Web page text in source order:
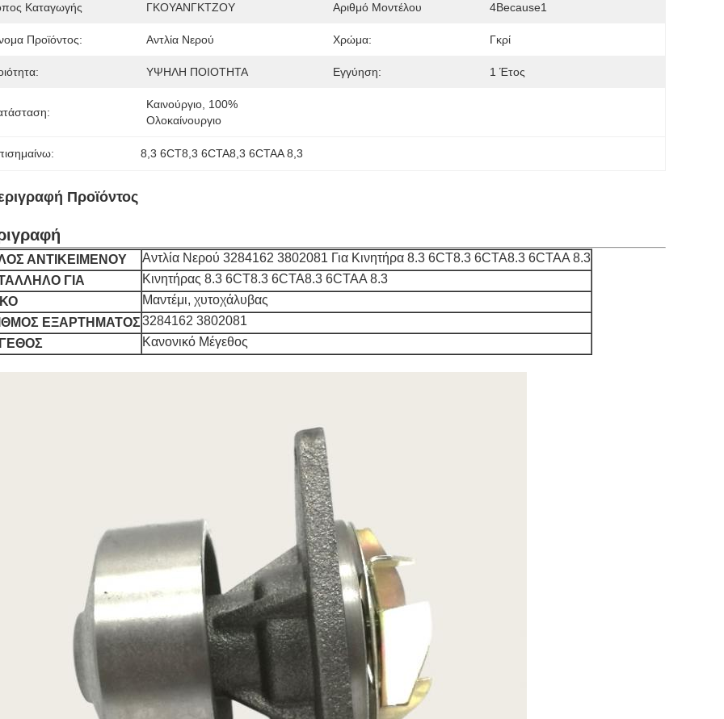
Καταγωγής ΓΚΟΥΑΝΓΚΤΖΟΥ Αριθμό Μοντέλου 4Because1
Προϊόντος: Αντλία Νερού Χρώμα: Γκρί
ΥΨΗΛΗ ΠΟΙΟΤΗΤΑ Εγγύηση: 1 Έτος
Καινούργιο, 100%
Ολοκαίνουργιο
8,3 6CT8,3 6CTA8,3 6CTAA 8,3
Προϊόντος
ΑΝΤΙΚΕΙΜΕΝΟΥ
Αντλία Νερού 3284162 3802081 Για Κινητήρα 8.3 6CT8.3 6CTA8.3 6CTAA 8.3
ΓΙΑ
Κινητήρας 8.3 6CT8.3 6CTA8.3 6CTAA 8.3
Μαντέμι, χυτοχάλυβας
ΕΞΑΡΤΗΜΑΤΟΣ3284162 3802081
Κανονικό Μέγεθος